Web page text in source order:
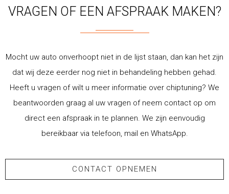
VRAGEN OF EEN AFSPRAAK MAKEN?
Mocht uw auto onverhoopt niet in de lijst staan, dan kan het zijn
dat wij deze eerder nog niet in behandeling hebben gehad.
Heeft u vragen of wilt u meer informatie over chiptuning? We
beantwoorden graag al uw vragen of neem contact op om
direct een afspraak in te plannen. We zijn eenvoudig
bereikbaar via telefoon, mail en WhatsApp.
CONTACT OPNEMEN